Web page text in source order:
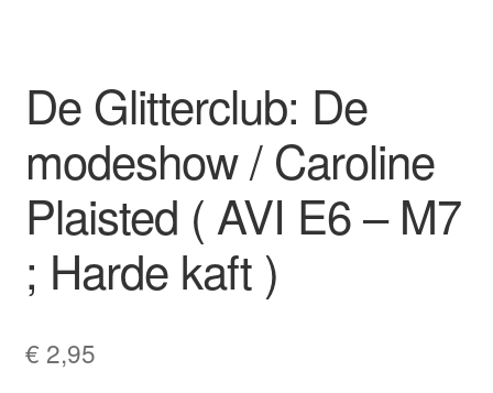
De Glitterclub: De
modeshow / Caroline
Plaisted ( AVI E6 – M7
; Harde kaft )
€ 2,95